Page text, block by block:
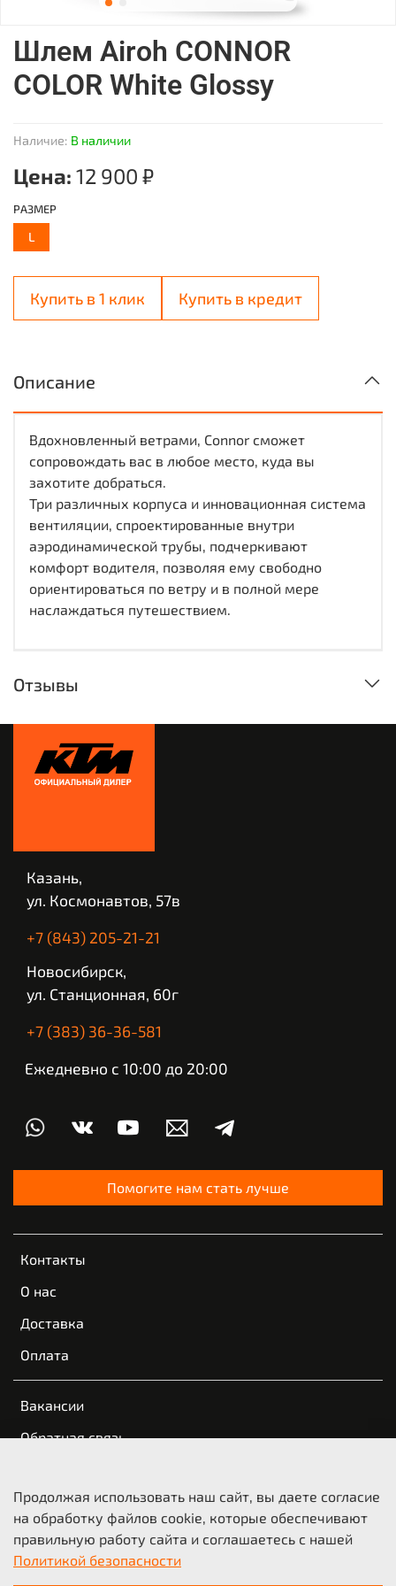
Наличие: В наличии
Шлем Airoh CONNOR
COLOR White Glossy
Цена: 12 900 ₽
Купить в 1 клик Купить в кредит
РАЗМЕР
L
Описание
Вдохновленный ветрами, Connor сможет
сопровождать вас в любое место, куда вы
захотите добраться.
Три различных корпуса и инновационная система
вентиляции, спроектированные внутри
аэродинамической трубы, подчеркивают
комфорт водителя, позволяя ему свободно
ориентироваться по ветру и в полной мере
наслаждаться путешествием.
Отзывы
Контакты
О нас
Доставка
Оплата
Вакансии
Обратная связь
Оферта и политика конфиденциальности
Казань,
ул. Космонавтов, 57в
+7 (843) 205-21-21
Новосибирск,
ул. Станционная, 60г
+7 (383) 36-36-581
Ежедневно с 10:00 до 20:00
Помогите нам стать лучше
© 2021-2026 KTM Казань | КТМ Новосибирск
Продолжая использовать наш сайт, вы даете согласие
на обработку файлов cookie, которые обеспечивают
правильную работу сайта и соглашаетесь с нашей
Политикой безопасности